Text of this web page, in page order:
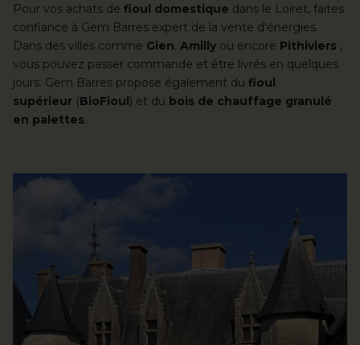
Pour vos achats de fioul domestique dans le Loiret, faites
confiance à Gem Barres expert de la vente d'énergies.
Dans des villes comme Gien, Amilly ou encore Pithiviers ,
vous pouvez passer commande et être livrés en quelques
jours. Gem Barres propose également du fioul
supérieur (BioFioul) et du bois de chauffage granulé
en palettes.